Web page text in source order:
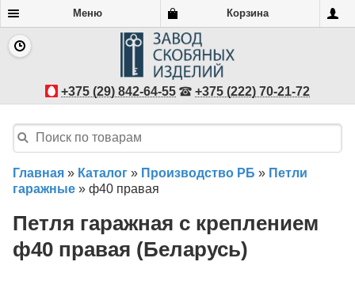
Меню Корзина
+375 (29) 842-64-55 +375 (222) 70-21-72
Главная » Каталог » Производство РБ » Петли
гаражные » ф40 правая
Петля гаражная с креплением
ф40 правая (Беларусь)